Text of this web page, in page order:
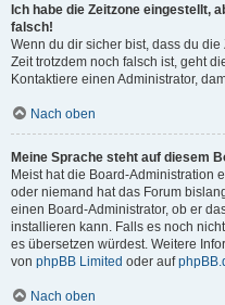
Ich habe die Zeitzone eingestellt,
falsch!
Wenn du dir sicher bist, dass du
Zeit trotzdem noch falsch ist, geht
Kontaktiere einen Administrator,
Nach oben
Meine Sprache steht auf diesem
Meist hat die Board-Administration
oder niemand hat das Forum
einen Board-Administrator, ob er
installieren kann. Falls es noch
es übersetzen würdest. Weitere
von phpBB Limited oder auf
Nach oben